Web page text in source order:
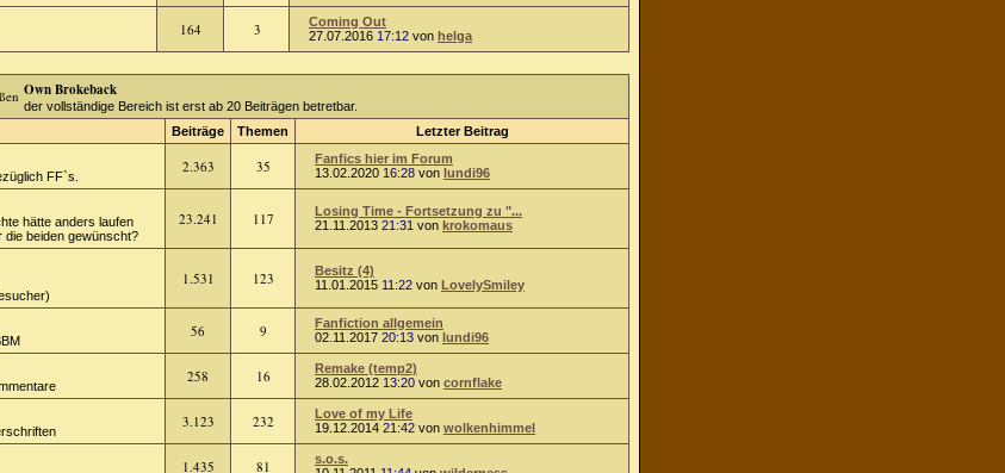
164 3
Coming Out
27.07.2016 17:12 von helga
Own Brokeback
der vollständige Bereich ist erst ab 20 Beiträgen betretbar.
Beiträge Themen Letzter Beitrag
FF`s.
2.363 35
Fanfics hier im Forum
13.02.2020 16:28 von lundi96
hätte anders laufen
die beiden gewünscht?
23.241 117
Losing Time - Fortsetzung zu "...
21.11.2013 21:31 von krokomaus
1.531 123
Besitz (4)
11.01.2015 11:22 von LovelySmiley
56 9
Fanfiction allgemein
02.11.2017 20:13 von lundi96
258 16
Remake (temp2)
28.02.2012 13:20 von cornflake
3.123 232
Love of my Life
19.12.2014 21:42 von wolkenhimmel
1.435 81
s.o.s.